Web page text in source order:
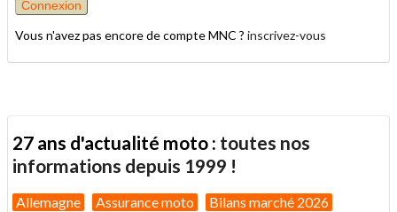
Vous n'avez pas encore de compte MNC ? inscrivez-vous
27 ans d'actualité moto : toutes nos
informations depuis 1999 !
Allemagne Assurance moto
Bilans marché 2026